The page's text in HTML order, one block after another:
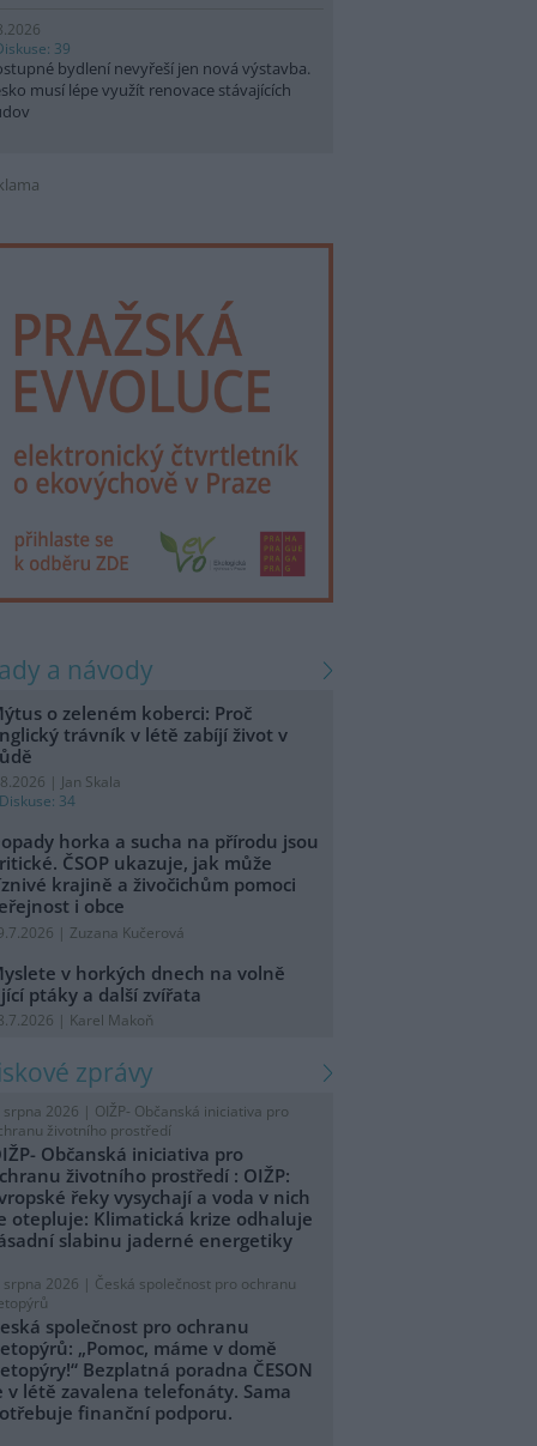
39
bydlení nevyřeší jen nová výstavba.
musí lépe využít renovace stávajících
a návody
o zeleném koberci: Proč
trávník v létě zabíjí život v
| Jan Skala
Diskuse: 34
horka a sucha na přírodu jsou
ČSOP ukazuje, jak může
krajině a živočichům pomoci
i obce
| Zuzana Kučerová
v horkých dnech na volně
ptáky a další zvířata
| Karel Makoň
zprávy
srpna 2026 | OIŽP- Občanská iniciativa pro
životního prostředí
Občanská iniciativa pro
životního prostředí : OIŽP:
řeky vysychají a voda v nich
otepluje: Klimatická krize odhaluje
slabinu jaderné energetiky
srpna 2026 | Česká společnost pro ochranu
společnost pro ochranu
„Pomoc, máme v domě
Bezplatná poradna ČESON
v létě zavalena telefonáty. Sama
finanční podporu.